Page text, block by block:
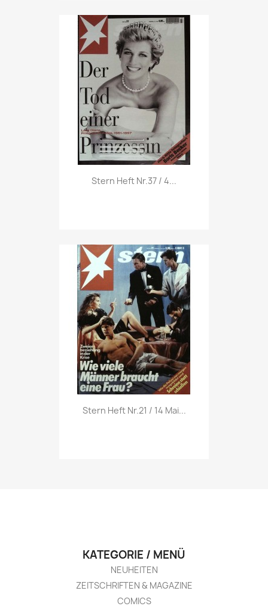
Vorschau
Stern Heft Nr.37 / 4...
Vorschau
Stern Heft Nr.21 / 14 Mai...
KATEGORIE / MENÜ
NEUHEITEN
ZEITSCHRIFTEN & MAGAZINE
COMICS